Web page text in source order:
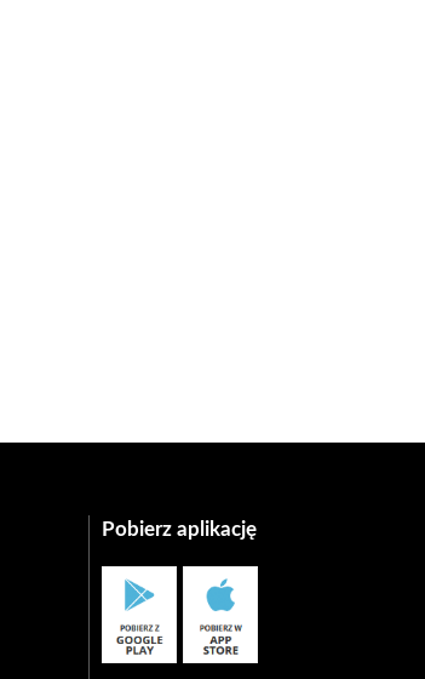
Pobierz aplikację